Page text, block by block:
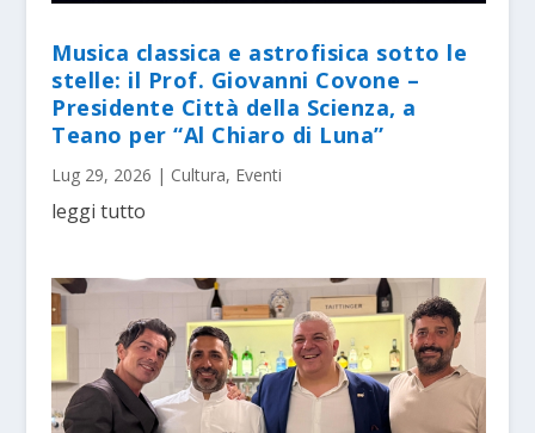
Musica classica e astrofisica sotto le
stelle: il Prof. Giovanni Covone –
Presidente Città della Scienza, a
Teano per “Al Chiaro di Luna”
Lug 29, 2026 | Cultura, Eventi
leggi tutto